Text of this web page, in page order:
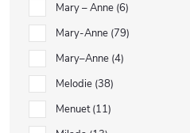
Mary – Anne 6
Mary-Anne 79
Mary–Anne 4
Melodie 38
Menuet 11